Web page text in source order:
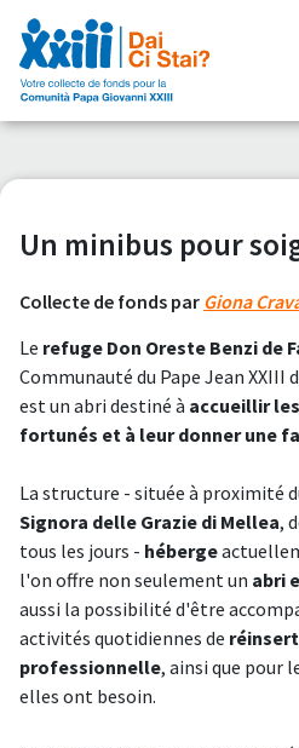
Un minibus pour
Collecte de fonds par Giona
Le refuge Don Oreste Benzi de
Communauté du Pape Jean XXIII
est un abri destiné à accueillir
fortunés et à leur donner une
La structure - située à proximité
Signora delle Grazie di Mellea,
tous les jours - héberge
l'on offre non seulement un abri
aussi la possibilité d'être
activités quotidiennes de
professionnelle, ainsi que pour
elles ont besoin.